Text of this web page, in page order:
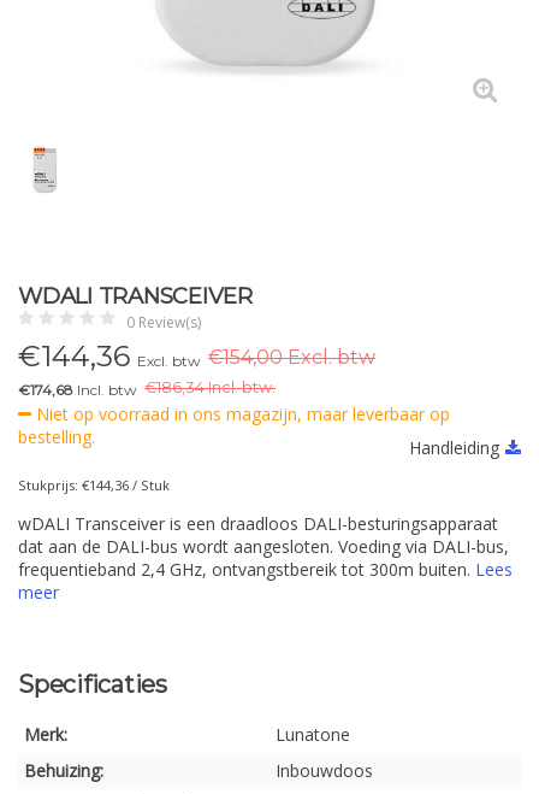
WDALI TRANSCEIVER
0 Review(s)
€144,36 Excl. btw €154,00 Excl. btw
€174,68 Incl. btw €186,34 Incl. btw.
Niet op voorraad in ons magazijn, maar leverbaar op
bestelling.
Handleiding
Stukprijs: €144,36 / Stuk
wDALI Transceiver is een draadloos DALI-besturingsapparaat
dat aan de DALI-bus wordt aangesloten. Voeding via DALI-bus,
frequentieband 2,4 GHz, ontvangstbereik tot 300m buiten. Lees
meer
Specificaties
Merk:
Lunatone
Behuizing:
Inbouwdoos